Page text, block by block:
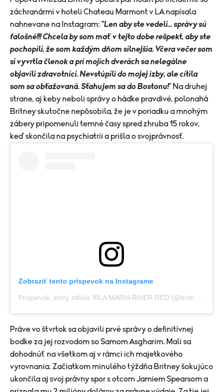
záchranármi v hoteli Chateau Marmont v LA napísala
nahnevane na Instagram: "Len aby ste vedeli... správy sú
falošné!!! Chcela by som mať v tejto dobe rešpekt, aby ste
pochopili, že som každým dňom silnejšia. Včera večer som
si vyvrtla členok a pri mojich dverách sa nelegálne
objavili zdravotníci. Nevstúpili do mojej izby, ale cítila
som sa obťažovaná. Sťahujem sa do Bostonu!" Na druhej
strane, aj keby neboli správy o hádke pravdivé, polonahá
Britney skutočne nepôsobila, že je v poriadku a mnohým
zábery pripomenuli temné časy spred zhruba 15 rokov,
keď skončila na psychiatrii a prišla o svojprávnosť.
Zobraziť tento príspevok na Instagrame
Práve vo štvrtok sa objavili prvé správy o definitívnej
bodke za jej rozvodom so Samom Asgharim. Mali sa
dohodnúť na všetkom aj v rámci ich majetkového
vyrovnania. Začiatkom minulého týždňa Britney šokujúco
ukončila aj svoj právny spor s otcom Jamiem Spearsom a